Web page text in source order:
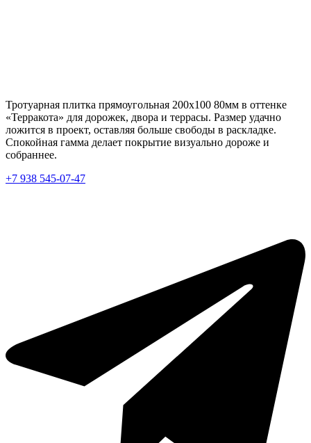
Тротуарная плитка прямоугольная 200х100 80мм в оттенке
«Терракота» для дорожек, двора и террасы. Размер удачно
ложится в проект, оставляя больше свободы в раскладке.
Спокойная гамма делает покрытие визуально дороже и
собраннее.
+7 938 545-07-47